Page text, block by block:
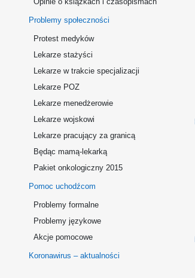
Problemy społeczności
Protest medyków
Lekarze stażyści
Lekarze w trakcie specjalizacji
Lekarze POZ
Lekarze menedżerowie
Lekarze wojskowi
Lekarze pracujący za granicą
Będąc mamą-lekarką
Pakiet onkologiczny 2015
Pomoc uchodźcom
Problemy formalne
Problemy językowe
Akcje pomocowe
Koronawirus – aktualności